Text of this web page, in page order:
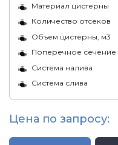
Материал цистерны
Количество отсеков
Объем цистерны, м3
Поперечное сечение
Система налива
Система слива
Цена по запросу: